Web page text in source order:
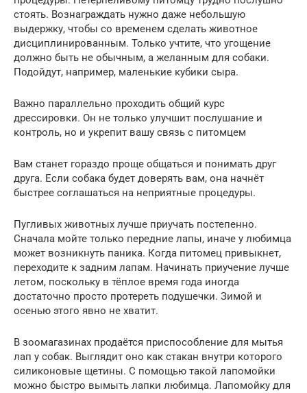
стоять. Вознаграждать нужно даже небольшую
выдержку, чтобы со временем сделать животное
дисциплинированным. Только учтите, что угощение
должно быть не обычным, а желанным для собаки.
Подойдут, например, маленькие кубики сыра.
Важно параллельно проходить общий курс
дрессировки. Он не только улучшит послушание и
контроль, но и укрепит вашу связь с питомцем
Вам станет гораздо проще общаться и понимать друг
друга. Если собака будет доверять вам, она начнёт
быстрее соглашаться на неприятные процедуры.
Пугливых животных лучше приучать постепенно.
Сначала мойте только передние лапы, иначе у любимца
может возникнуть паника. Когда питомец привыкнет,
переходите к задним лапам. Начинать приучение лучше
летом, поскольку в тёплое время года иногда
достаточно просто протереть подушечки. Зимой и
осенью этого явно не хватит.
В зоомагазинах продаётся приспособление для мытья
лап у собак. Выглядит оно как стакан внутри которого
силиконовые щетины. С помощью такой лапомойки
можно быстро вымыть лапки любимца. Лапомойку для